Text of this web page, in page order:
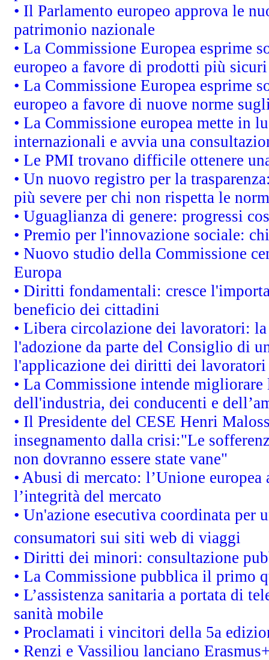
• Il Parlamento europeo approva le
patrimonio nazionale
• La Commissione Europea esprime
europeo a favore di prodotti più
• La Commissione Europea esprime
europeo a favore di nuove norme
• La Commissione europea mette in
internazionali e avvia una
• Le PMI trovano difficile ottenere
• Un nuovo registro per la
più severe per chi non rispetta le
• Uguaglianza di genere: progressi
• Premio per l'innovazione sociale:
• Nuovo studio della Commissione
Europa
• Diritti fondamentali: cresce
beneficio dei cittadini
• Libera circolazione dei lavoratori:
l'adozione da parte del Consiglio di
l'applicazione dei diritti dei lavoratori
• La Commissione intende
dell'industria, dei conducenti e
• Il Presidente del CESE Henri
insegnamento dalla crisi:"Le
non dovranno essere state vane"
• Abusi di mercato: l’Unione
l’integrità del mercato
• Un'azione esecutiva coordinata
consumatori sui siti web di viaggi
• Diritti dei minori: consultazione
• La Commissione pubblica il primo
• L’assistenza sanitaria a portata di
sanità mobile
• Proclamati i vincitori della 5a
• Renzi e Vassiliou lanciano